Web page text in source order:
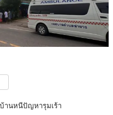
านหนีปัญหารุมเร้า